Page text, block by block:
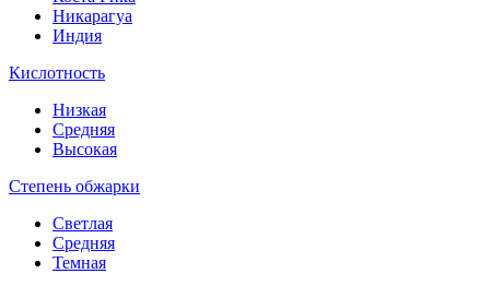
Никарагуа
Индия
Кислотность
Низкая
Средняя
Высокая
Степень обжарки
Светлая
Средняя
Темная